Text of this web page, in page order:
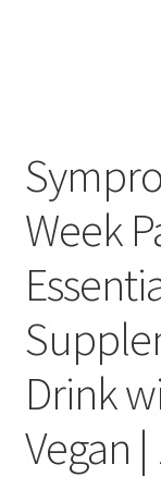
Week
Drink
Vegan